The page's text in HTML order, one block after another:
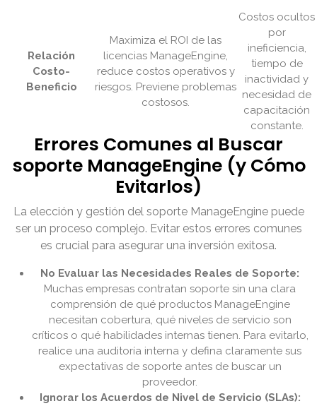
Relación
Costo-
Beneficio
Maximiza el ROI de las
licencias ManageEngine,
reduce costos operativos y
riesgos. Previene problemas
costosos.
Costos ocultos
por
ineficiencia,
tiempo de
inactividad y
necesidad de
capacitación
constante.
Errores Comunes al Buscar
soporte ManageEngine (y Cómo
Evitarlos)
La elección y gestión del soporte ManageEngine puede
ser un proceso complejo. Evitar estos errores comunes
es crucial para asegurar una inversión exitosa.
No Evaluar las Necesidades Reales de Soporte:
Muchas empresas contratan soporte sin una clara
comprensión de qué productos ManageEngine
necesitan cobertura, qué niveles de servicio son
críticos o qué habilidades internas tienen. Para evitarlo,
realice una auditoría interna y defina claramente sus
expectativas de soporte antes de buscar un
proveedor.
Ignorar los Acuerdos de Nivel de Servicio (SLAs):